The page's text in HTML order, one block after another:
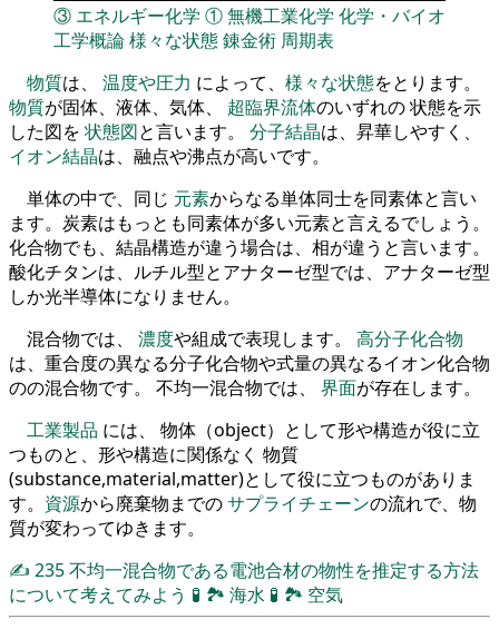
③ エネルギー化学 ①無機工業化学 化学・バイオ
工学概論様々な状態錬金術 周期表
物質は、 温度や圧力 によって、 様々な状態をとります。
物質が固体、液体、気体、 超臨界流体のいずれの 状態を示
した図を 状態図と言います。 分子結晶は、昇華しやすく、
イオン結晶は、融点や沸点が高いです。
単体の中で、同じ 元素からなる単体同士を同素体と言い
ます。炭素はもっとも同素体が多い元素と言えるでしょう。
化合物でも、結晶構造が違う場合は、相が違うと言います。
酸化チタンは、ルチル型とアナターゼ型では、アナターゼ型
しか光半導体になりません。
混合物では、 濃度や組成で表現します。 高分子化合物
は、重合度の異なる分子化合物や式量の異なるイオン化合物
のの混合物です。 不均一混合物では、 界面が存在します。
工業製品 には、 物体（object）として形や構造が役に立
つものと、形や構造に関係なく 物質
(substance,material,matter)として役に立つものがありま
す。 資源から廃棄物までのサプライチェーンの流れで、物
質が変わってゆきます。
✍ 235不均一混合物である電池合材の物性を推定する方法
について考えてみよう 🧪 🏞 海水 🧪 🏞 空気